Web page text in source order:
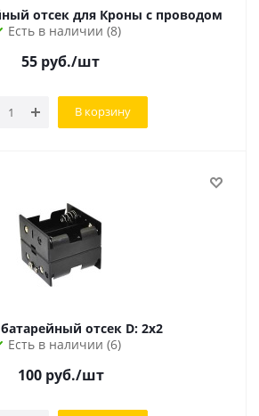
BH-9VA батарейный отсек для Кроны с проводом
Есть в наличии (8)
55 руб./шт
В корзину
BH144 батарейный отсек D: 2x2
Есть в наличии (6)
100руб./шт